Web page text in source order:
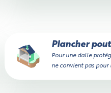
Plancher
Pour une dalle
ne convient pas pour